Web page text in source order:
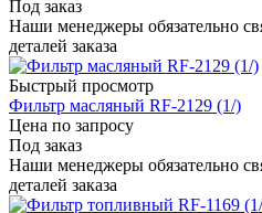
Под заказ
Наши менеджеры обязательно
деталей заказа
Быстрый просмотр
Фильтр масляный RF-2129 (1/)
Цена по запросу
Под заказ
Наши менеджеры обязательно
деталей заказа